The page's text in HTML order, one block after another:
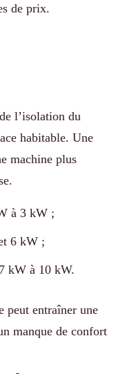
de prix.
l’isolation du
habitable. Une
machine plus
à 3 kW ;
6 kW ;
kW à 10 kW.
peut entraîner une
manque de confort